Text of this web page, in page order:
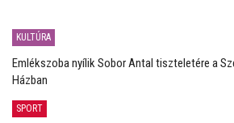
KULTÚRA
Emlékszoba nyílik Sobor Antal tiszteletére a
Házban
SPORT